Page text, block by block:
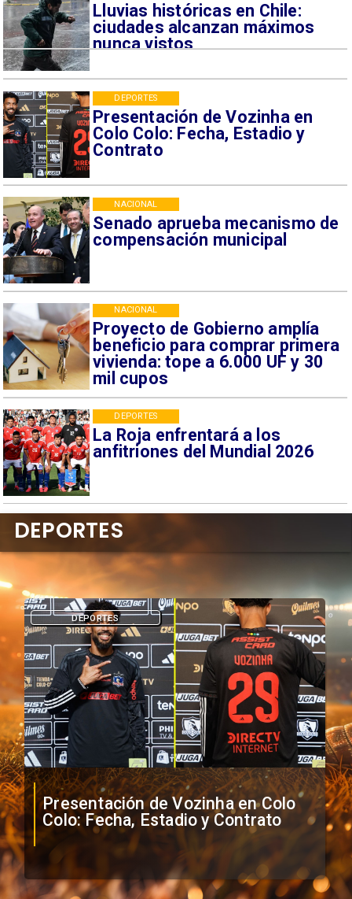
Lluvias históricas en Chile:
ciudades alcanzan máximos
nunca vistos
Presentación de Vozinha en
Colo Colo: Fecha, Estadio y
Contrato
DEPORTES
Senado aprueba mecanismo de
compensación municipal
NACIONAL
Proyecto de Gobierno amplía
beneficio para comprar primera
vivienda: tope a 6.000 UF y 30
mil cupos
NACIONAL
La Roja enfrentará a los
anfitriones del Mundial 2026
DEPORTES
Presentación de Vozinha en Colo
Colo: Fecha, Estadio y Contrato
DEPORTES
DEPORTES